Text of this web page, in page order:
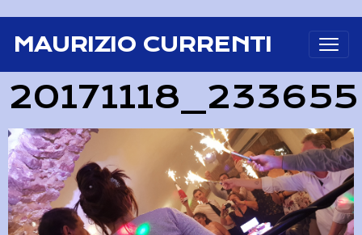
MAURIZIO CURRENTI
20171118_233655